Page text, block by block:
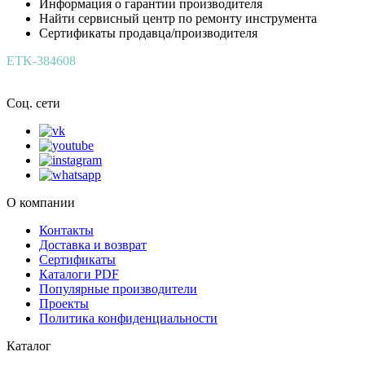
Информация о гарантии производителя
Найти сервисный центр по ремонту инструмента
Сертификаты продавца/производителя
ETK-384608
Соц. сети
О компании
Контакты
Доставка и возврат
Сертификаты
Каталоги PDF
Популярные производители
Проекты
Политика конфиденциальности
Каталог